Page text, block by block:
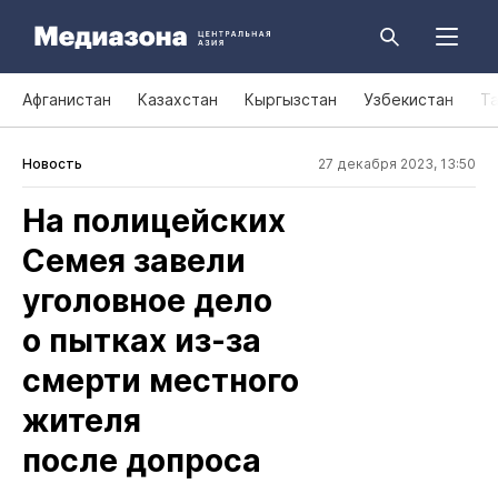
Афганистан Казахстан Кыргызстан Узбекистан
Новость 27 декабря 2023, 13:50
На полицейских
Семея завели
уголовное дело
о пытках из‑за
смерти местного
жителя
после допроса